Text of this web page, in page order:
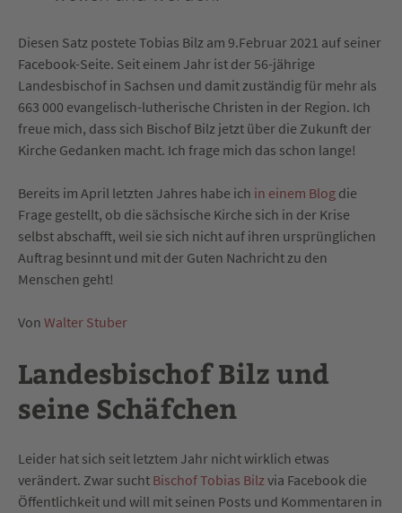
Diesen Satz postete Tobias Bilz am 9.Februar 2021 auf seiner
Facebook-Seite. Seit einem Jahr ist der 56-jährige
Landesbischof in Sachsen und damit zuständig für mehr als
663 000 evangelisch-lutherische Christen in der Region. Ich
freue mich, dass sich Bischof Bilz jetzt über die Zukunft der
Kirche Gedanken macht. Ich frage mich das schon lange!
Bereits im April letzten Jahres habe ich in einem Blog die
Frage gestellt, ob die sächsische Kirche sich in der Krise
selbst abschafft, weil sie sich nicht auf ihren ursprünglichen
Auftrag besinnt und mit der Guten Nachricht zu den
Menschen geht!
Von Walter Stuber
Landesbischof Bilz und
seine Schäfchen
Leider hat sich seit letztem Jahr nicht wirklich etwas
verändert. Zwar sucht Bischof Tobias Bilzvia Facebook die
Öffentlichkeit und will mit seinen Posts und Kommentaren in